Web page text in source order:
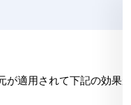
が適用されて下記の効果